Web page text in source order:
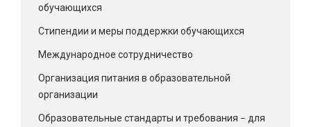
обучающихся
Стипендии и меры поддержки обучающихся
Международное сотрудничество
Организация питания в образовательной
организации
Образовательные стандарты и требования – для